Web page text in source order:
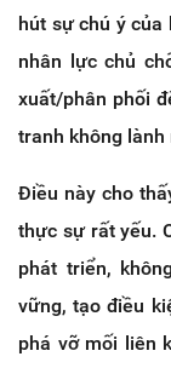
hút sự chú ý của
nhân lực chủ
xuất/phân phối
tranh không lành
Điều này cho
thực sự rất yếu.
phát triển,
vững, tạo điều
phá vỡ mối liên